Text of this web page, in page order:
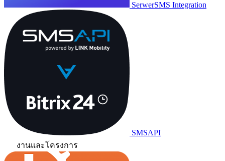
SerwerSMS Integration
SMSAPI
งานและโครงการ